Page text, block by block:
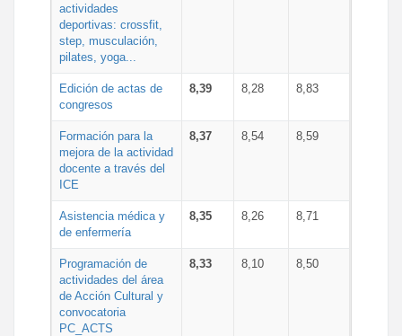
actividades
deportivas: crossfit,
step, musculación,
pilates, yoga...
Edición de actas de
congresos
8,39 8,28 8,83
Formación para la
mejora de la actividad
docente a través del
ICE
8,37 8,54 8,59
Asistencia médica y
de enfermería
8,35 8,26 8,71
Programación de
actividades del área
de Acción Cultural y
convocatoria
PC_ACTS
8,33 8,10 8,50